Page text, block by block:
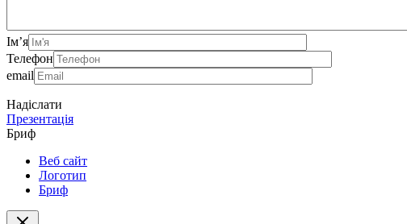
Ім’я
Телефон
email
Надіслати
Презентація
Бриф
Веб сайт
Логотип
Бриф